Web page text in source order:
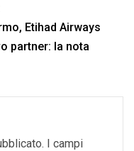
Etihad Airways
partner: la nota
I campi